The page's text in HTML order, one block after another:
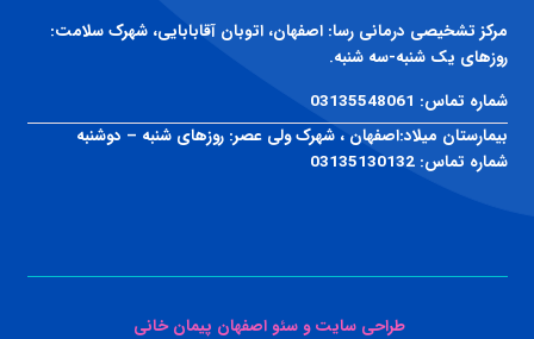
شماره تماس:
03135548061
بیمارستان میلاد:اصفهان ، شهرک ولی عصر: روزهای شنبه – دوشنبه